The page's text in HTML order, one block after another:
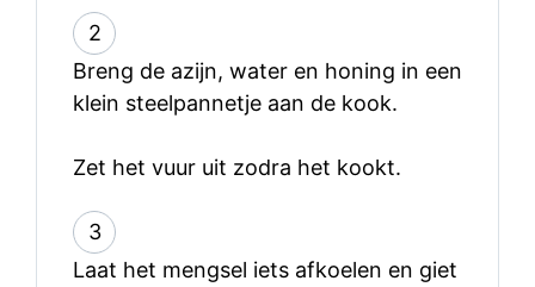
2
Breng de azijn, water en honing in een
klein steelpannetje aan de kook.
Zet het vuur uit zodra het kookt.
3
Laat het mengsel iets afkoelen en giet